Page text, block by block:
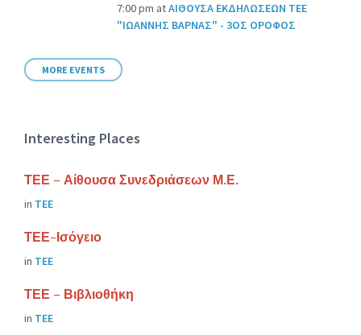
7:00 pm atΑΙΘΟΥΣΑ ΕΚΔΗΛΩΣΕΩΝ ΤΕΕ
"ΙΩΑΝΝΗΣ ΒΑΡΝΑΣ" - 3ΟΣ ΟΡΟΦΟΣ
MORE EVENTS
Interesting Places
ΤΕΕ – Αίθουσα Συνεδριάσεων Μ.Ε.
in ΤΕΕ
ΤΕΕ-Ισόγειο
in ΤΕΕ
ΤΕΕ – Βιβλιοθήκη
in ΤΕΕ